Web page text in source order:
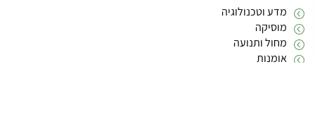
מדע וטכנולוגיה
מוסיקה
מחול ותנועה
אומנות